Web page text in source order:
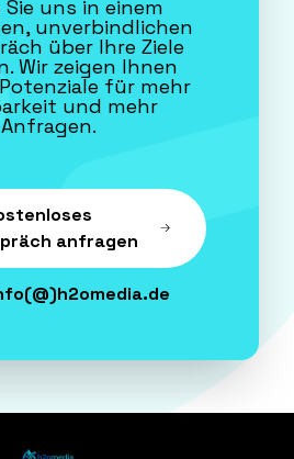
Sie uns in einem
unverbindlichen
über Ihre Ziele
Wir zeigen Ihnen
für mehr
und mehr
Anfragen.
anfragen